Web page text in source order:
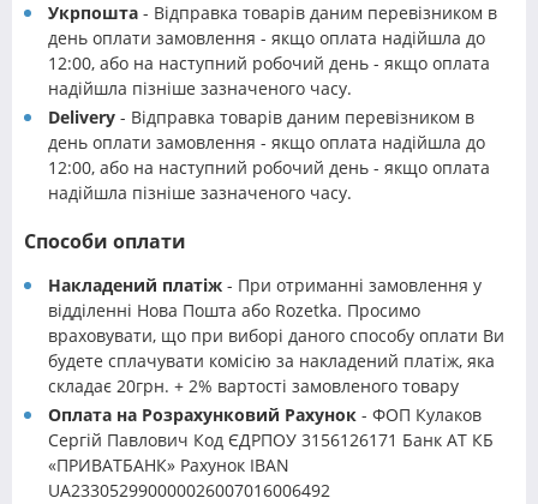
Укрпошта - Відправка товарів даним перевізником в
день оплати замовлення - якщо оплата надійшла до
12:00, або на наступний робочий день - якщо оплата
надійшла пізніше зазначеного часу.
Delivery - Відправка товарів даним перевізником в
день оплати замовлення - якщо оплата надійшла до
12:00, або на наступний робочий день - якщо оплата
надійшла пізніше зазначеного часу.
Способи оплати
Накладений платіж - При отриманні замовлення у
відділенні Нова Пошта або Rozetka. Просимо
враховувати, що при виборі даного способу оплати Ви
будете сплачувати комісію за накладений платіж, яка
складає 20грн. + 2% вартості замовленого товару
Оплата на Розрахунковий Рахунок - ФОП Кулаков
Сергій Павлович Код ЄДРПОУ 3156126171 Банк АТ КБ
«ПРИВАТБАНК» Рахунок IBAN
UA233052990000026007016006492